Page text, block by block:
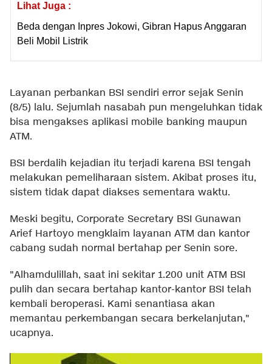
Lihat Juga :
Beda dengan Inpres Jokowi, Gibran Hapus Anggaran
Beli Mobil Listrik
Layanan perbankan BSI sendiri error sejak Senin
(8/5) lalu. Sejumlah nasabah pun mengeluhkan tidak
bisa mengakses aplikasi mobile banking maupun
ATM.
BSI berdalih kejadian itu terjadi karena BSI tengah
melakukan pemeliharaan sistem. Akibat proses itu,
sistem tidak dapat diakses sementara waktu.
Meski begitu, Corporate Secretary BSI Gunawan
Arief Hartoyo mengklaim layanan ATM dan kantor
cabang sudah normal bertahap per Senin sore.
"Alhamdulillah, saat ini sekitar 1.200 unit ATM BSI
pulih dan secara bertahap kantor-kantor BSI telah
kembali beroperasi. Kami senantiasa akan
memantau perkembangan secara berkelanjutan,"
ucapnya.